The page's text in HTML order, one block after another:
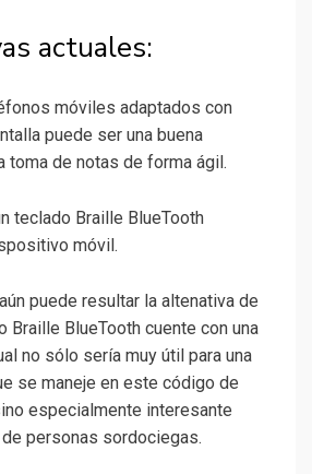
actuales:
móviles adaptados con
puede ser una buena
toma de notas de forma ágil.
teclado Braille BlueTooth
móvil.
puede resultar la altenativa de
Braille BlueTooth cuente con una
no sólo sería muy útil para una
se maneje en este código de
especialmente interesante
personas sordociegas.